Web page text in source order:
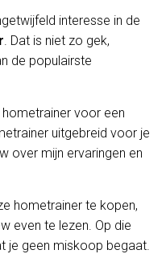
interesse in de
. Dat is niet zo gek,
de populairste
voor een
uitgebreid voor je
over mijn ervaringen en
hometrainer te kopen,
even te lezen. Op die
je geen miskoop begaat.